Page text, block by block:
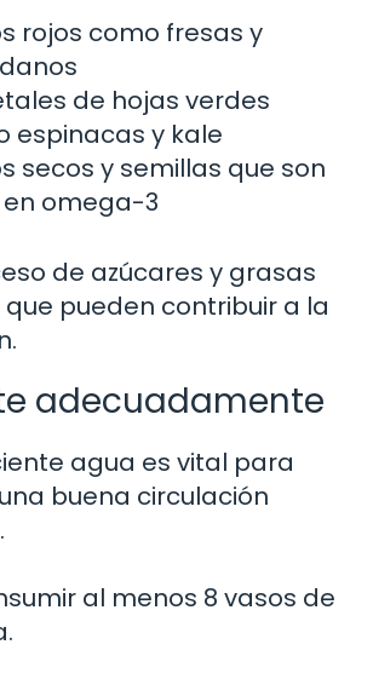
rojos como fresas y
de hojas verdes
espinacas y kale
secos y semillas que son
en omega-3
de azúcares y grasas
pueden contribuir a la
adecuadamente
agua es vital para
buena circulación
al menos 8 vasos de